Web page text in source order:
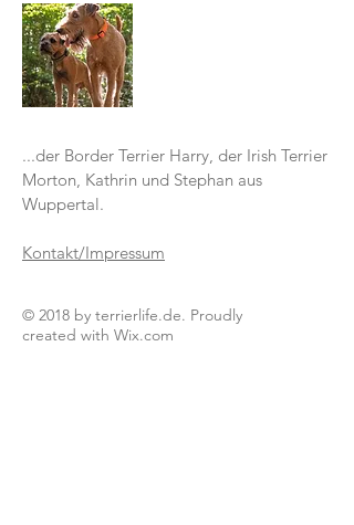
...der Border Terrier Harry, der Irish Terrier
Morton, Kathrin und Stephan aus
Wuppertal.
Kontakt/Impressum
© 2018 by terrierlife.de. Proudly
created with Wix.com